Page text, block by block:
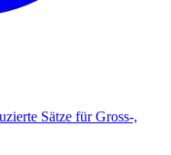
Sätze für Gross-,